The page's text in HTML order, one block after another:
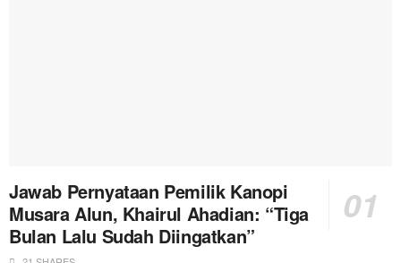
Jawab Pernyataan Pemilik Kanopi
Musara Alun, Khairul Ahadian: “Tiga
Bulan Lalu Sudah Diingatkan”